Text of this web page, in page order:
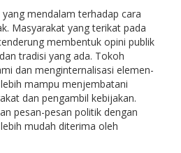
mendalam terhadap cara
Masyarakat yang terikat pada
membentuk opini publik
tradisi yang ada. Tokoh
dan menginternalisasi elemen-
mampu menjembatani
dan pengambil kebijakan.
pesan-pesan politik dengan
mudah diterima oleh